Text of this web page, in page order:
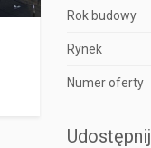
Rok budowy
Rynek
Numer oferty
Udostępnij